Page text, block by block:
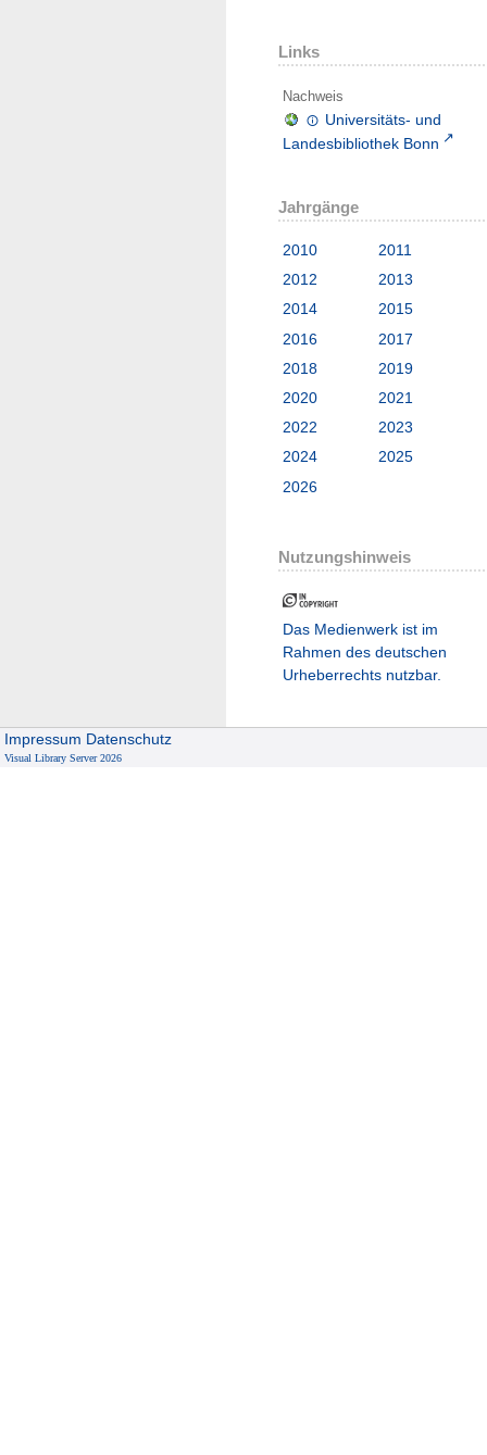
Links
Nachweis
Universitäts- und
Landesbibliothek Bonn
Jahrgänge
2010
2011
2012
2013
2014
2015
2016
2017
2018
2019
2020
2021
2022
2023
2024
2025
2026
Nutzungshinweis
Das Medienwerk ist im
Rahmen des deutschen
Urheberrechts nutzbar.
Impressum Datenschutz
Visual Library Server 2026